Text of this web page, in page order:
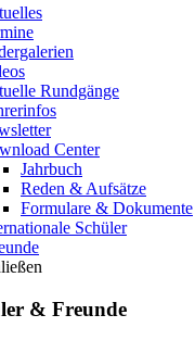
Rundgänge
Center
Jahrbuch
Reden & Aufsätze
Formulare & Dokumente
Schüler
& Freunde